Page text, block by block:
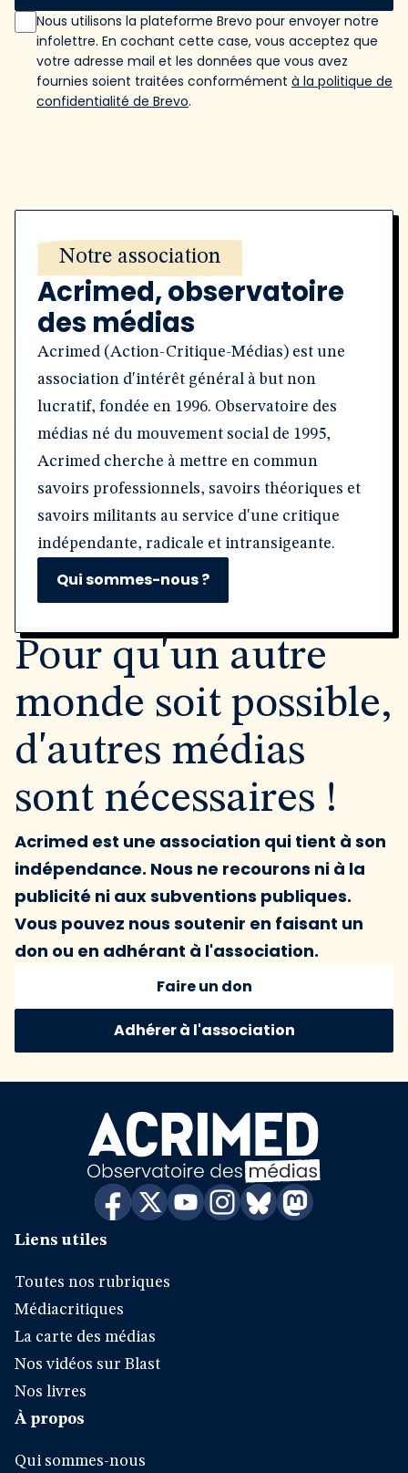
Nous utilisons la plateforme Brevo pour envoyer notre
infolettre. En cochant cette case, vous acceptez que
votre adresse mail et les données que vous avez
fournies soient traitées conformément à la politique de
confidentialité de Brevo.
Notre association
Acrimed, observatoire
des médias
Acrimed (Action-Critique-Médias) est une
association d'intérêt général à but non
lucratif, fondée en 1996. Observatoire des
médias né du mouvement social de 1995,
Acrimed cherche à mettre en commun
savoirs professionnels, savoirs théoriques et
savoirs militants au service d'une critique
indépendante, radicale et intransigeante.
Qui sommes-nous ?
Pour qu'un autre
monde soit possible,
d'autres médias
sont nécessaires !
Acrimed est une association qui tient à son
indépendance. Nous ne recourons ni à la
publicité ni aux subventions publiques.
Vous pouvez nous soutenir en faisant un
don ou en adhérant à l'association.
Faire un don
Adhérer à l'association
Liens utiles
Toutes nos rubriques
Médiacritiques
La carte des médias
Nos vidéos sur Blast
Nos livres
À propos
Qui sommes-nous